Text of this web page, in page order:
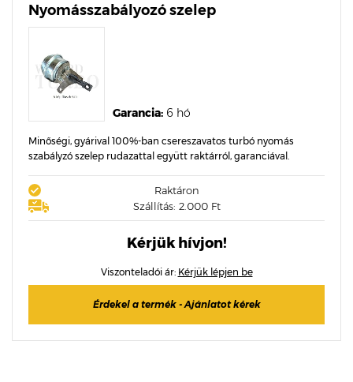
Nyomásszabályozó szelep
Garancia: 6 hó
Minőségi, gyárival 100%-ban csereszavatos turbó nyomás
szabályzó szelep rudazattal együtt raktárról, garanciával.
Raktáron
Szállítás: 2.000 Ft
Kérjük hívjon!
Viszonteladói ár: Kérjük lépjen be
Érdekel a termék - Ajánlatot kérek